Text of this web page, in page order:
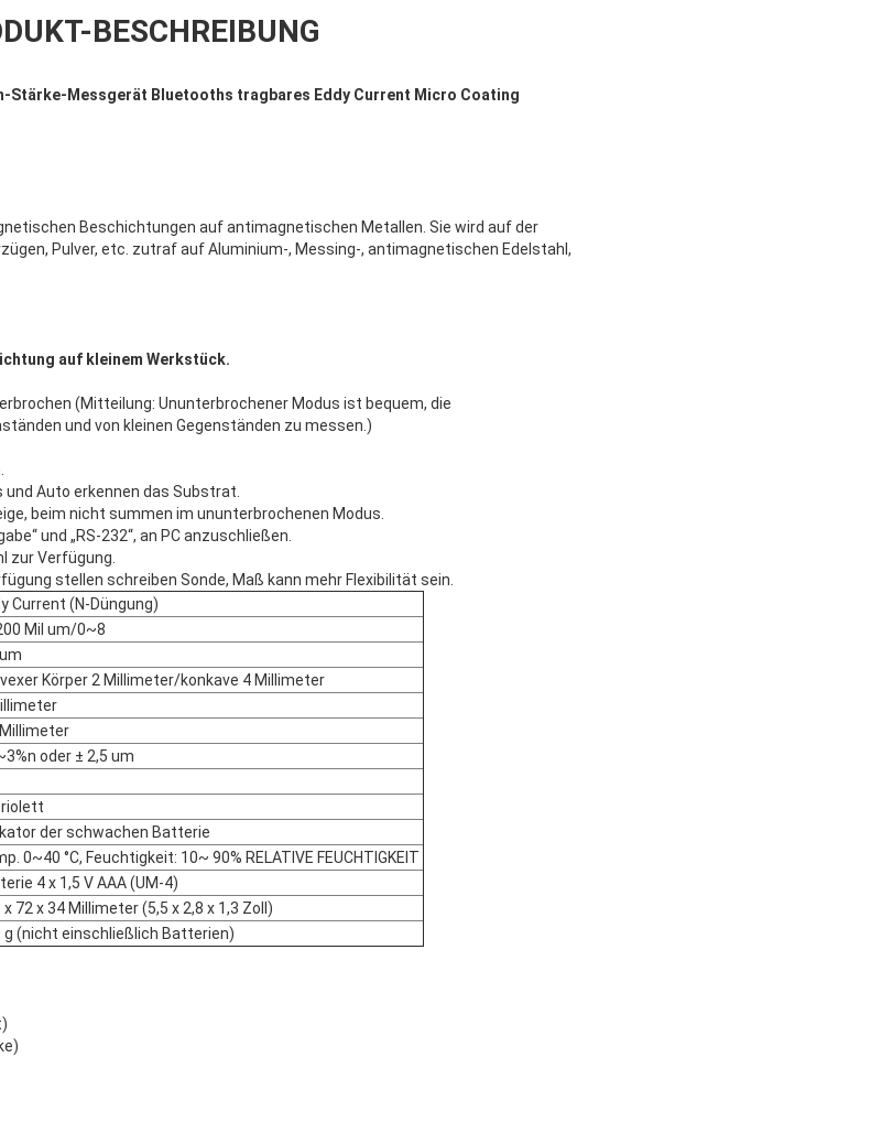
BESCHREIBUNG
Messgerät Bluetooths tragbares Eddy Current Micro Coating
Beschichtungen auf antimagnetischen Metallen. Sie wird auf der
Pulver, etc. zutraf auf Aluminium-, Messing-, antimagnetischen Edelstahl,
auf kleinem Werkstück.
(Mitteilung: Ununterbrochener Modus ist bequem, die
und von kleinen Gegenständen zu messen.)
Auto erkennen das Substrat.
beim nicht summen im ununterbrochenen Modus.
und „RS-232“, an PC anzuschließen.
zur Verfügung.
stellen schreiben Sonde, Maß kann mehr Flexibilität sein.
Current (N-Düngung)
Mil um/0~8
Körper 2 Millimeter/konkave 4 Millimeter
oder ± 2,5 um
der schwachen Batterie
0~40 °C, Feuchtigkeit: 10~ 90% RELATIVE FEUCHTIGKEIT
4 x 1,5 V AAA (UM-4)
x 72 x 34 Millimeter (5,5 x 2,8 x 1,3 Zoll)
g (nicht einschließlich Batterien)